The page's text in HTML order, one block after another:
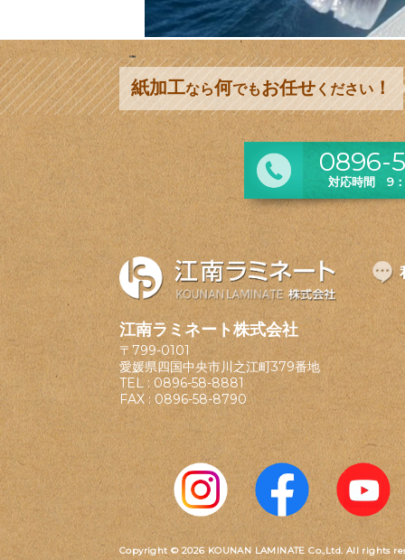
紙加工なら何でもお任せ ください ！
0896-
対応時間 9
江南ラミネート株式会社
〒799-0101
愛媛県四国中央市川之江町379番地
TEL : 0896-58-8881
FAX : 0896-58-8790
Copyright © 2026 KOUNAN LAMINATE Co.,Ltd. All rights